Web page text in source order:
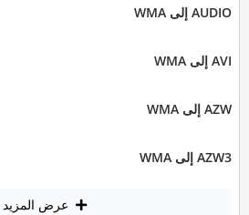
AUDIO إلى WMA
AVI إلى WMA
AZW إلى WMA
AZW3 إلى WMA
عرض المزيد